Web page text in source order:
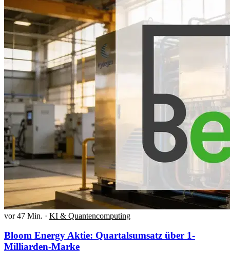
vor 47 Min. · KI & Quantencomputing
Bloom Energy Aktie: Quartalsumsatz über 1-
Milliarden-Marke